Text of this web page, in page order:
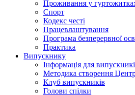
Проживання у
Спорт
Кодекс честі
Працевлаштування
Програма безперервної
Практика
Випускнику
Інформація для
Методика створення
Клуб випускників
Голови спілки